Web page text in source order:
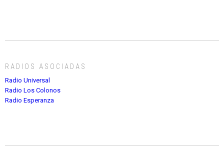
RADIOS ASOCIADAS
Radio Universal
Radio Los Colonos
Radio Esperanza